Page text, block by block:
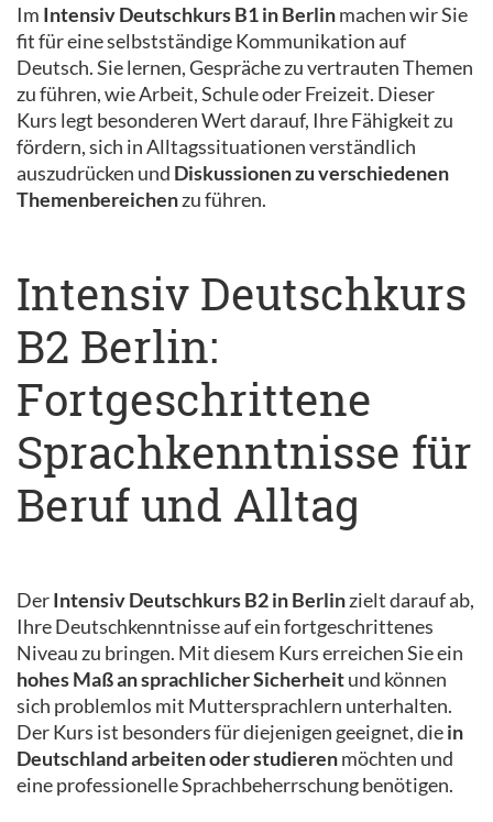
Im Intensiv Deutschkurs B1 in Berlinmachen wir Sie
fit für eine selbstständige Kommunikation auf
Deutsch. Sie lernen, Gespräche zu vertrauten Themen
zu führen, wie Arbeit, Schule oder Freizeit. Dieser
Kurs legt besonderen Wert darauf, Ihre Fähigkeit zu
fördern, sich in Alltagssituationen verständlich
auszudrücken und Diskussionen zu verschiedenen
Themenbereichenzu führen.
Intensiv Deutschkurs
B2 Berlin:
Fortgeschrittene
Sprachkenntnisse für
Beruf und Alltag
DerIntensiv Deutschkurs B2 in Berlinzielt darauf ab,
Ihre Deutschkenntnisse auf ein fortgeschrittenes
Niveau zu bringen. Mit diesem Kurs erreichen Sie ein
hohes Maß an sprachlicher Sicherheitund können
sich problemlos mit Muttersprachlern unterhalten.
Der Kurs ist besonders für diejenigen geeignet, diein
Deutschland arbeiten oder studierenmöchten und
eine professionelle Sprachbeherrschung benötigen.